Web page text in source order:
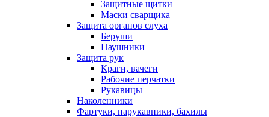
Защитные щитки
Маски сварщика
Защита органов слуха
Беруши
Наушники
Защита рук
Краги, вачеги
Рабочие перчатки
Рукавицы
Наколенники
Фартуки, нарукавники, бахилы